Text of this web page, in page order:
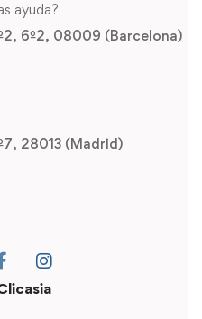
ayuda?
6º2, 08009 (Barcelona)
28013 (Madrid)